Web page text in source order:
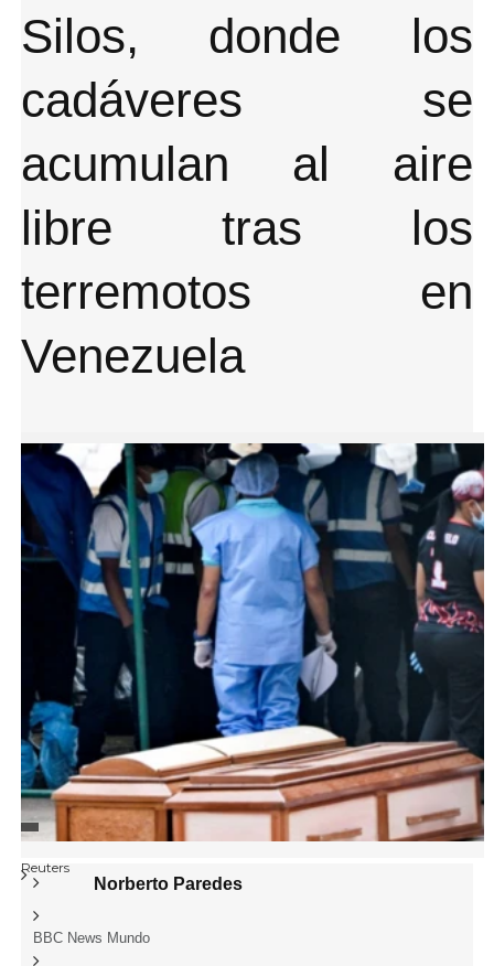
Silos, donde los
cadáveres se
acumulan al aire
libre tras los
terremotos en
Venezuela
FUENTE DE LA IMAGEN,
Reuters
Información del artículo
Autor,Norberto Paredes
BBC News Mundo